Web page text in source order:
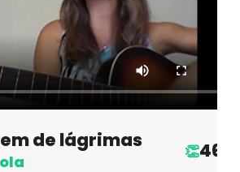
de lágrimas 👏46